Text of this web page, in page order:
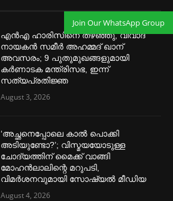
എൻഎ ഹാരിസിനെ തഴ‌‍ഞ്ഞു, വിവാദ
നായകൻ സമീര്‍ അഹമ്മദ് ഖാന്
അവസരം; 9 പുതുമുഖങ്ങളുമായി
കര്‍ണാടക മന്ത്രിസഭ, ഇന്ന്
സത്യപ്രതിജ്ഞ
August 3, 2026
‘അച്ഛനെപ്പോലെ കാല്‍ പൊക്കി
അടിയുണ്ടോ?’; വിസ്മയയോടുള്ള
ചോദ്യത്തിന് മൈക്ക് വാങ്ങി
മോഹൻലാലിന്റെ മറുപടി,
വിമര്‍ശനവുമായി സോഷ്യല്‍ മീഡിയ
August 4, 2026
Join Our WhatsApp Group